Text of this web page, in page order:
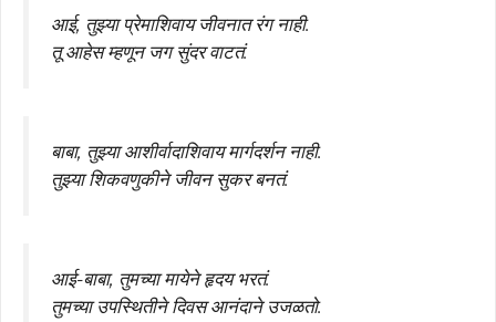
आई, तुझ्या प्रेमाशिवाय जीवनात रंग नाही.
तू आहेस म्हणून जग सुंदर वाटतं.
बाबा, तुझ्या आशीर्वादाशिवाय मार्गदर्शन नाही.
तुझ्या शिकवणुकीने जीवन सुकर बनतं.
आई-बाबा, तुमच्या मायेने हृदय भरतं.
तुमच्या उपस्थितीने दिवस आनंदाने उजळतो.